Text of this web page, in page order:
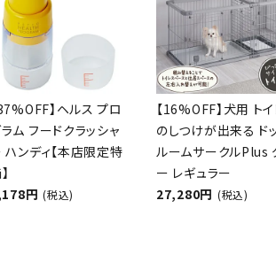
】ヘルス プロ
ム フードクラッシャ
ハンディ【本店限定特
円 (税込)
【16%OFF】犬用 ト
のしつけが出来る ド
ルームサークルPlus
ー レギュラー
27,280円 (税込)